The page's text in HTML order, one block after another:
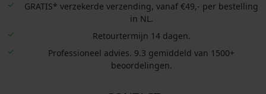
GRATIS* verzekerde verzending, vanaf €49,- per bestelling
in NL.
Retourtermijn 14 dagen.
Professioneel advies. 9.3 gemiddeld van 1500+
beoordelingen.